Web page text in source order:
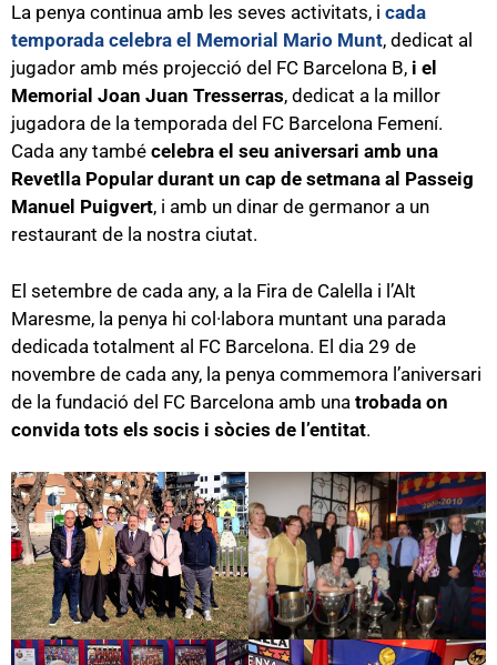
La penya continua amb les seves activitats, i cada
temporada celebra el Memorial Mario Munt, dedicat al
jugador amb més projecció del FC Barcelona B, i el
Memorial Joan Juan Tresserras, dedicat a la millor
jugadora de la temporada del FC Barcelona Femení.
Cada any també celebra el seu aniversari amb una
Revetlla Popular durant un cap de setmana al Passeig
Manuel Puigvert, i amb un dinar de germanor a un
restaurant de la nostra ciutat.
El setembre de cada any, a la Fira de Calella i l’Alt
Maresme, la penya hi col·labora muntant una parada
dedicada totalment al FC Barcelona. El dia 29 de
novembre de cada any, la penya commemora l’aniversari
de la fundació del FC Barcelona amb una trobada on
convida tots els socis i sòcies de l’entitat.